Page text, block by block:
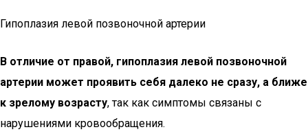
Гипоплазия левой позвоночной артерии
В отличие от правой, гипоплазия левой позвоночной
артерии может проявить себя далеко не сразу, а ближе
к зрелому возрасту, так как симптомы связаны с
нарушениями кровообращения.